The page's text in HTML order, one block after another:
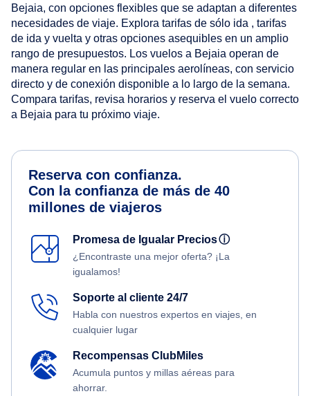
Bejaia, con opciones flexibles que se adaptan a diferentes
necesidades de viaje. Explora tarifas de sólo ida , tarifas
de ida y vuelta y otras opciones asequibles en un amplio
rango de presupuestos. Los vuelos a Bejaia operan de
manera regular en las principales aerolíneas, con servicio
directo y de conexión disponible a lo largo de la semana.
Compara tarifas, revisa horarios y reserva el vuelo correcto
a Bejaia para tu próximo viaje.
Reserva con confianza.
Con la confianza de más de 40
millones de viajeros
Promesa de Igualar Preciosⓘ
¿Encontraste una mejor oferta? ¡La
igualamos!
Soporte al cliente 24/7
Habla con nuestros expertos en viajes, en
cualquier lugar
Recompensas ClubMiles
Acumula puntos y millas aéreas para
ahorrar.